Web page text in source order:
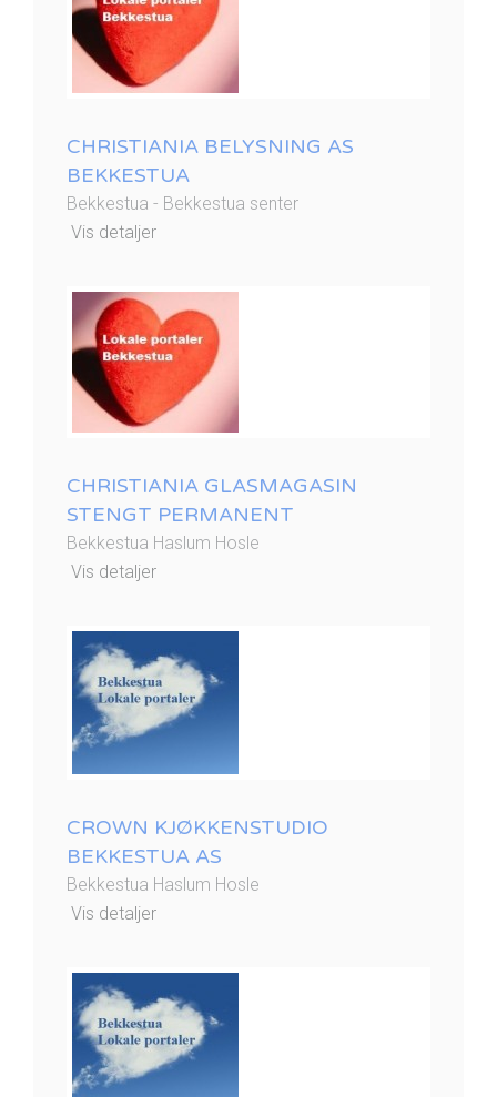
CHRISTIANIA BELYSNING AS
BEKKESTUA
Bekkestua - Bekkestua senter
Vis detaljer
CHRISTIANIA GLASMAGASIN
STENGT PERMANENT
Bekkestua Haslum Hosle
Vis detaljer
CROWN KJØKKENSTUDIO
BEKKESTUA AS
Bekkestua Haslum Hosle
Vis detaljer